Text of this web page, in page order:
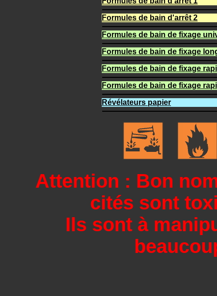
Formules de bain d'arrêt 2
Formules de bain de fixage
Formules de bain de fixage
Formules de bain de fixage
Formules de bain de fixage
Révélateurs papier
Attention : Bon
cités sont
Ils sont à